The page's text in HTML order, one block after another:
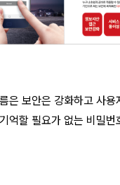
은 보안은 강화하고 사용
억할 필요가 없는 비밀번